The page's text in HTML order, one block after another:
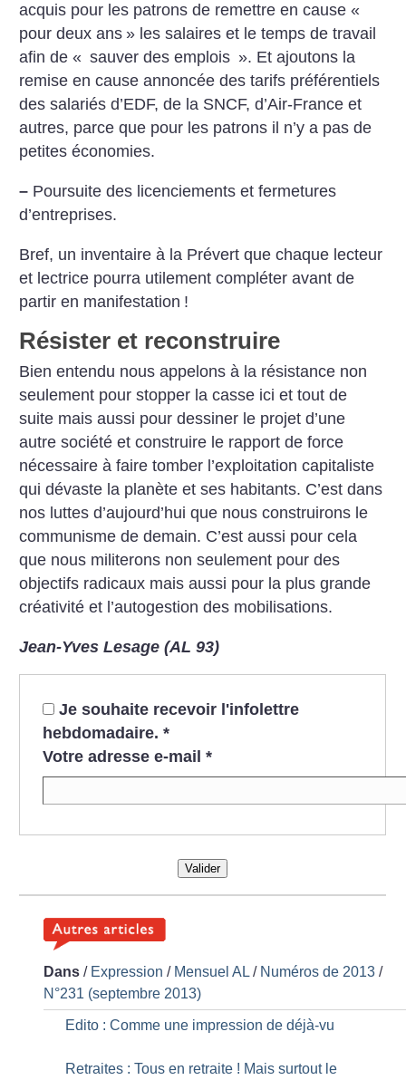
acquis pour les patrons de remettre en cause «
pour deux ans » les salaires et le temps de travail
afin de « sauver des emplois ». Et ajoutons la
remise en cause annoncée des tarifs préférentiels
des salariés d’EDF, de la SNCF, d’Air-France et
autres, parce que pour les patrons il n’y a pas de
petites économies.
– Poursuite des licenciements et fermetures
d’entreprises.
Bref, un inventaire à la Prévert que chaque lecteur
et lectrice pourra utilement compléter avant de
partir en manifestation !
Résister et reconstruire
Bien entendu nous appelons à la résistance non
seulement pour stopper la casse ici et tout de
suite mais aussi pour dessiner le projet d’une
autre société et construire le rapport de force
nécessaire à faire tomber l’exploitation capitaliste
qui dévaste la planète et ses habitants. C’est dans
nos luttes d’aujourd’hui que nous construirons le
communisme de demain. C’est aussi pour cela
que nous militerons non seulement pour des
objectifs radicaux mais aussi pour la plus grande
créativité et l’autogestion des mobilisations.
Jean-Yves Lesage (AL 93)
Je souhaite recevoir l'infolettre
hebdomadaire. *
Votre adresse e-mail *
Valider
Dans / Expression / Mensuel AL / Numéros de 2013 /
N°231 (septembre 2013)
Edito : Comme une impression de déjà-vu
Retraites : Tous en retraite ! Mais surtout le